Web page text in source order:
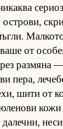
ос­т­ро­ви,
от
раз­мяна
пе­ра,
шити от
кожи